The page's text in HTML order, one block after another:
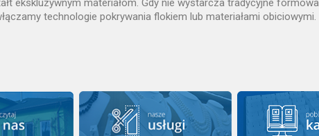
ekskluzywnym materiałom. Gdy nie wystarcza tradycyjne
technologie pokrywania flokiem lub materiałami obiciowymi.